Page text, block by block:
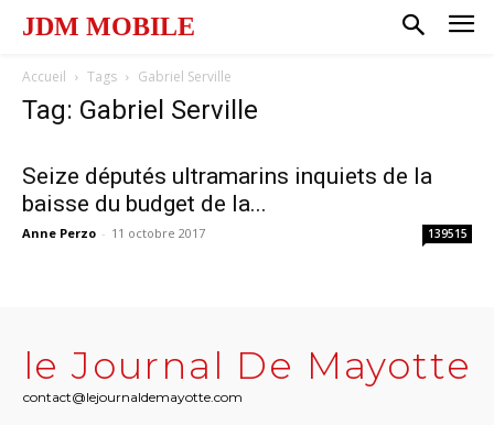
JDM MOBILE
Accueil Tags Gabriel Serville
Tag: Gabriel Serville
Seize députés ultramarins inquiets de la
baisse du budget de la...
Anne Perzo - 11 octobre 2017 139515
le Journal De Mayotte
contact@lejournaldemayotte.com